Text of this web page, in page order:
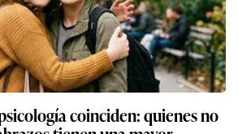
coinciden: quienes no